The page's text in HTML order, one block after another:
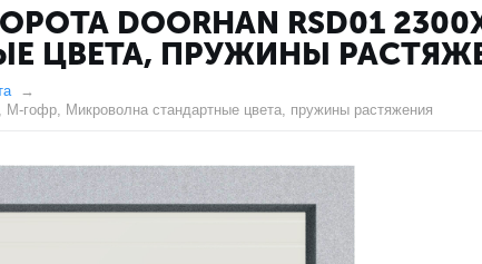
DOORHAN RSD01
ЦВЕТА, ПРУЖИНЫ
гофр, Микроволна стандартные цвета, пружины растяжения